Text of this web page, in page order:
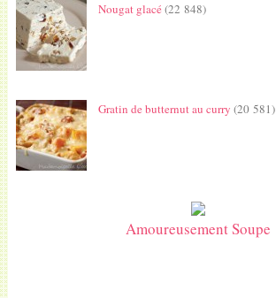
Nougat glacé(22 848)
Gratin de butternut au curry (20 581)
Amoureusement Soupe